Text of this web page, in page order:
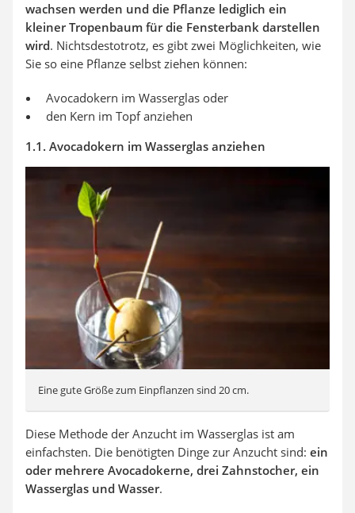
wachsen werden und die Pflanze lediglich ein
kleiner Tropenbaum für die Fensterbank darstellen
wird. Nichtsdestotrotz, es gibt zwei Möglichkeiten, wie
Sie so eine Pflanze selbst ziehen können:
Avocadokern im Wasserglas oder
den Kern im Topf anziehen
1.1. Avocadokern im Wasserglas anziehen
Eine gute Größe zum Einpflanzen sind 20 cm.
Diese Methode der Anzucht im Wasserglas ist am
einfachsten. Die benötigten Dinge zur Anzucht sind: ein
oder mehrere Avocadokerne, drei Zahnstocher, ein
Wasserglas und Wasser.